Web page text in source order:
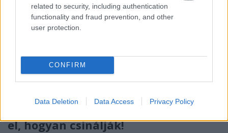
related to security, including authentication
functionality and fraud prevention, and other
user protection.
CONFIRM
Data Deletion Data Access Privacy Policy
Ők már télen is bringáznak - tanuld
el, hogyan csinálják!